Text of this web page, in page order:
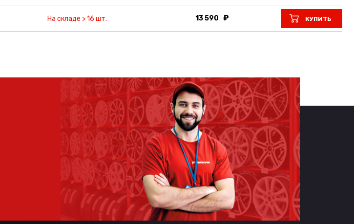
На складе > 16 шт. 13 590 КУПИТЬ